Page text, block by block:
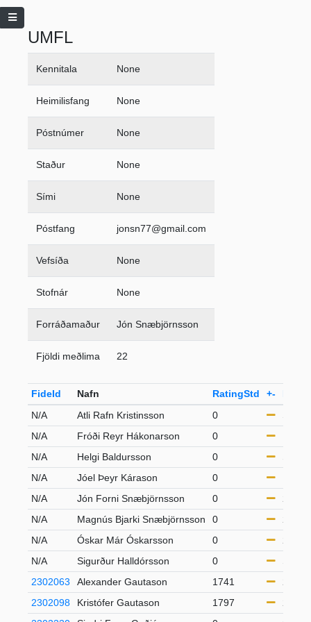
UMFL
Kennitala None
Heimilisfang None
Póstnúmer None
Staður None
Sími None
Póstfang jonsn77@gmail.com
Vefsíða None
Stofnár None
Forráðamaður Jón Snæbjörnsson
Fjöldi meðlima 22
FideId Nafn RatingStd +-
N/A
Atli Rafn Kristinsson 0
S65
N/A
Fróði Reyr Hákonarson 0
N/A
Helgi Baldursson 0
S65
N/A
Jóel Þeyr Kárason 0
N/A
Jón Forni Snæbjörnsson 0
N/A
Magnús Bjarki Snæbjörnsson 0
N/A
Óskar Már Óskarsson 0
N/A
Sigurður Halldórsson 0
S50
2302063
Alexander Gautason 1741
2302098
Kristófer Gautason 1797